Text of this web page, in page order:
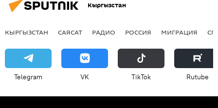
Кыргызстан
КЫРГЫЗСТАН САЯСАТ РАДИО РОССИЯ МИГРАЦИЯ
Telegram VK ТikТоk Rutube